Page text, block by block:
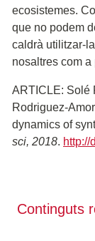
ecosistemes.
que no podem
caldrà utilitzar-
nosaltres com a
ARTICLE: Solé
Rodriguez-
dynamics of
sci, 2018. http://
Continguts